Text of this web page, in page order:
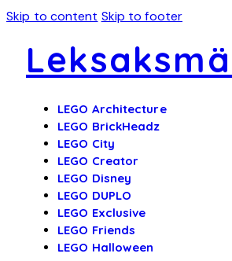
Skip to content Skip to footer
LEGO Architecture
LEGO BrickHeadz
LEGO City
LEGO Creator
LEGO Disney
LEGO DUPLO
LEGO Exclusive
LEGO Friends
LEGO Halloween